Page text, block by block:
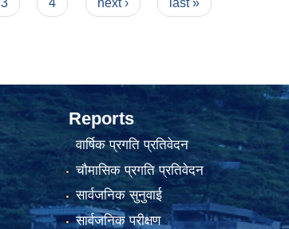
3 4 next › last »
Reports
वार्षिक प्रगति प्रतिवेदन
चौमासिक प्रगति प्रतिवेदन
सार्वजनिक सुनुवाई
सार्वजनिक परीक्षण